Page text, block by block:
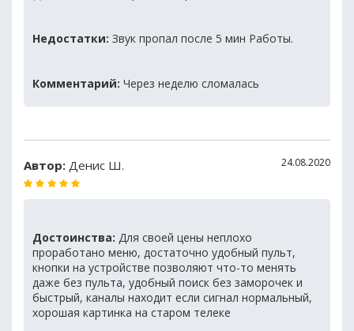
Недостатки: Звук пропал после 5 мин Работы.
Комментарий: Через неделю сломалась
Автор: Денис Ш. 24.08.2020
Достоинства: Для своей цены неплохо
проработано меню, достаточно удобный пульт,
кнопки на устройстве позволяют что-то менять
даже без пульта, удобный поиск без заморочек и
быстрый, каналы находит если сигнал нормальный,
хорошая картинка на старом телеке